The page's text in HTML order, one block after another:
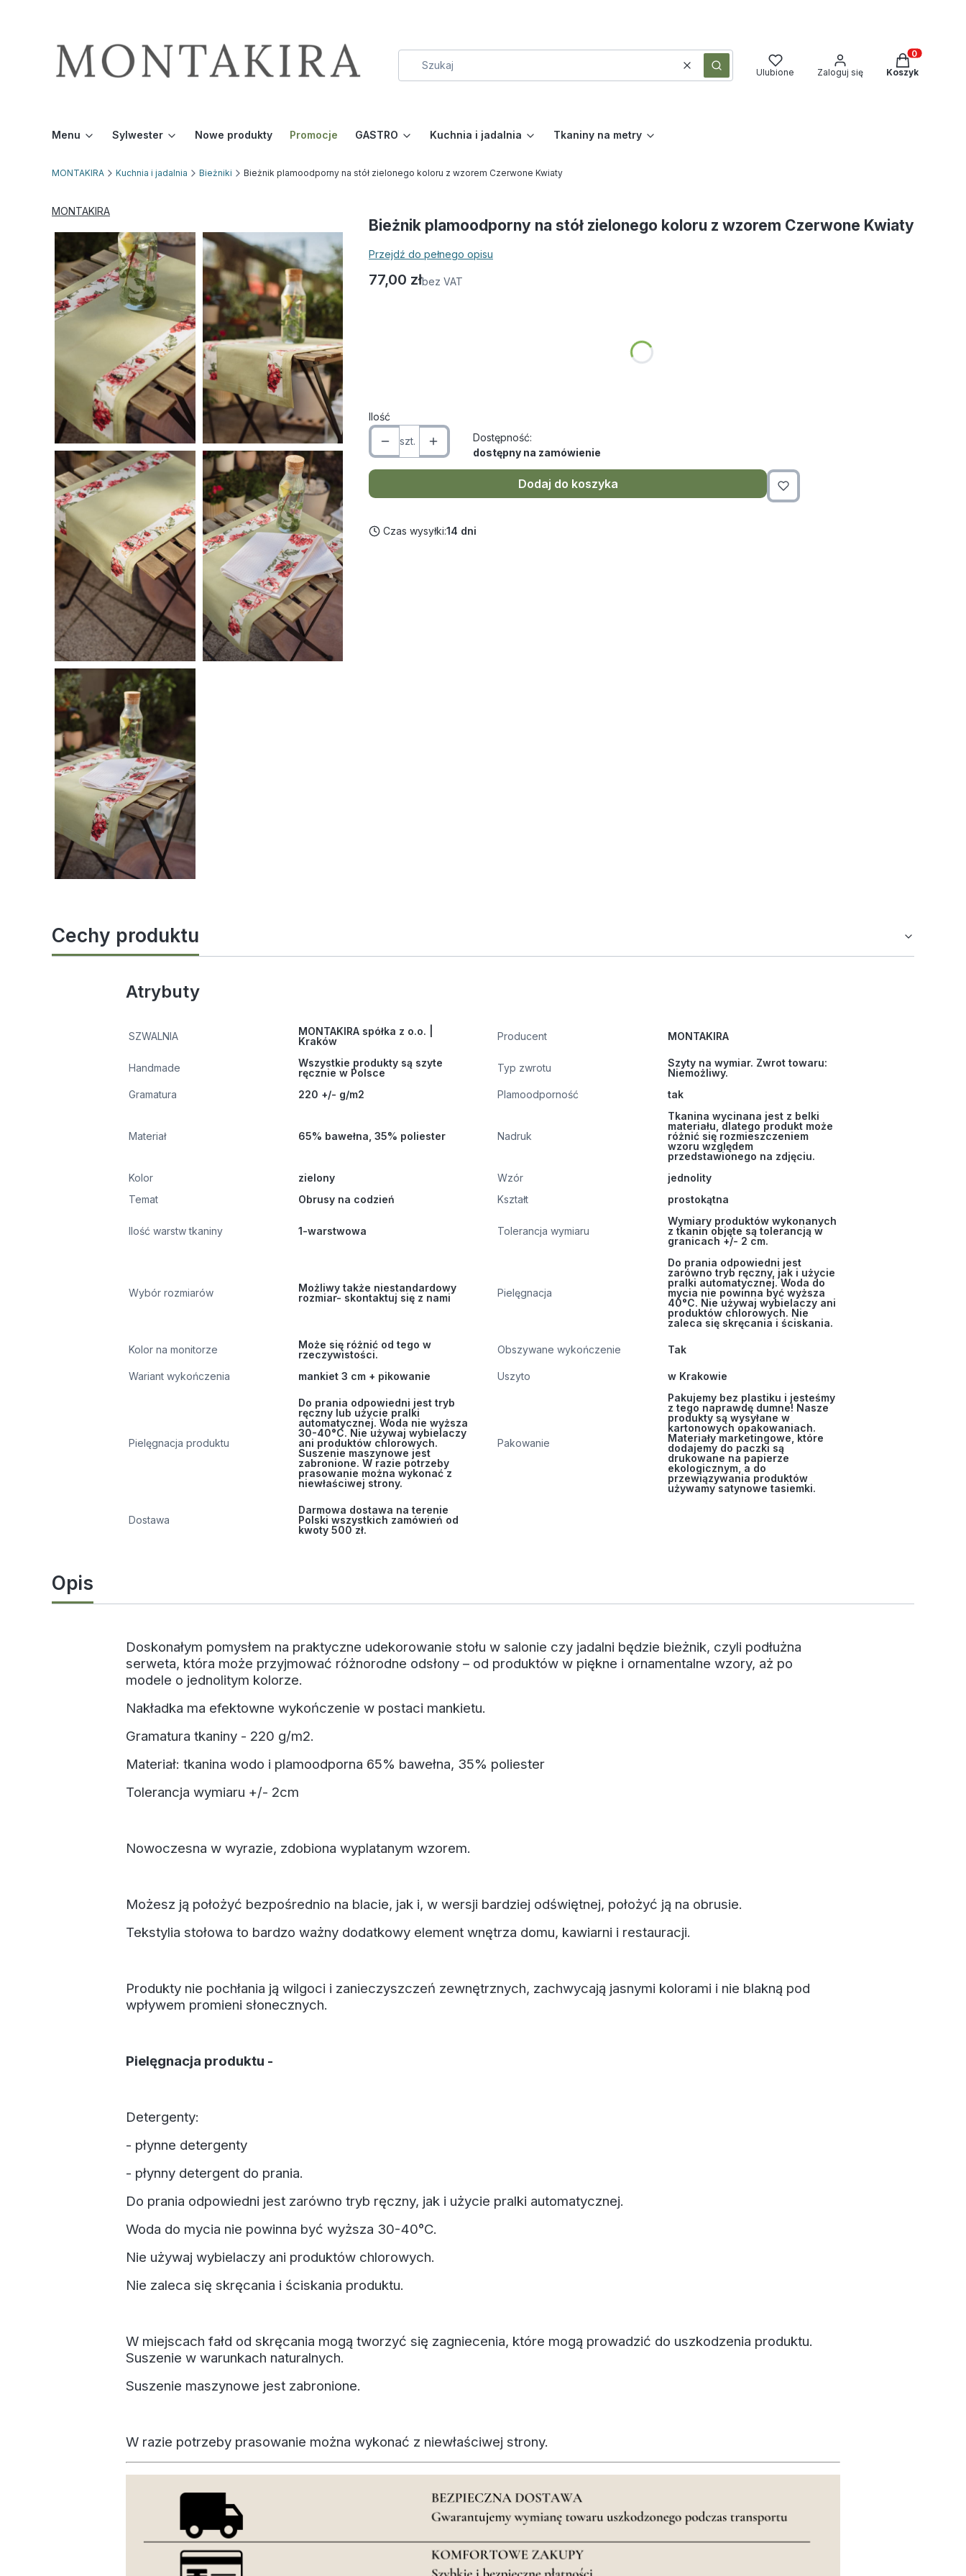
WyczyśćSzukaj Ulubione Zaloguj się
Produkty w
Koszyk
Menu Sylwester Nowe produkty Promocje GASTRO Kuchnia i jadalnia Tkaniny na metry
MONTAKIRA Kuchnia i jadalnia Bieżniki Bieżnik plamoodporny na stół zielonego koloru z wzorem Czerwone Kwiaty
MONTAKIRA
Bieżnik plamoodporny na stół zielonego koloru z wzorem Czerwone Kwiaty
Przejdź do pełnego opisu
Cena
77,00 złbez VAT
Ilość
szt.
Dostępność:
dostępny na zamówienie
Dodaj do koszyka
Czas wysyłki:14 dni
Cechy produktu
Atrybuty
SZWALNIA
MONTAKIRA spółka z o.o. |
Kraków
Producent MONTAKIRA
Handmade
Wszystkie produkty są szyte
ręcznie w Polsce
Typ zwrotu
Szyty na wymiar. Zwrot towaru:
Niemożliwy.
Gramatura
220 +/- g/m2 Plamoodporność tak
Materiał 65% bawełna, 35% poliester Nadruk
Tkanina wycinana jest z belki
materiału, dlatego produkt może
różnić się rozmieszczeniem
wzoru względem
przedstawionego na zdjęciu.
Kolor
zielony Wzór
jednolity
Temat
Obrusy na codzień Kształt prostokątna
Ilość warstw tkaniny 1-warstwowa Tolerancja wymiaru
Wymiary produktów wykonanych
z tkanin objęte są tolerancją w
granicach +/- 2 cm.
Wybór rozmiarów
Możliwy także niestandardowy
rozmiar- skontaktuj się z nami
Pielęgnacja
Do prania odpowiedni jest
zarówno tryb ręczny, jak i użycie
pralki automatycznej. Woda do
mycia nie powinna być wyższa
40°C. Nie używaj wybielaczy ani
produktów chlorowych. Nie
zaleca się skręcania i ściskania.
Kolor na monitorze
Może się różnić od tego w
rzeczywistości.
Obszywane wykończenie Tak
Wariant wykończenia mankiet 3 cm + pikowanie Uszyto w Krakowie
Pielęgnacja produktu
Do prania odpowiedni jest tryb
ręczny lub użycie pralki
automatycznej. Woda nie wyższa
30-40°C. Nie używaj wybielaczy
ani produktów chlorowych.
Suszenie maszynowe jest
zabronione. W razie potrzeby
prasowanie można wykonać z
niewłaściwej strony.
Pakowanie
Pakujemy bez plastiku i jesteśmy
z tego naprawdę dumne! Nasze
produkty są wysyłane w
kartonowych opakowaniach.
Materiały marketingowe, które
dodajemy do paczki są
drukowane na papierze
ekologicznym, a do
przewiązywania produktów
używamy satynowe tasiemki.
Dostawa
Darmowa dostawa na terenie
Polski wszystkich zamówień od
kwoty 500 zł.
Opis
Doskonałym pomysłem na praktyczne udekorowanie stołu w salonie czy jadalni będzie bieżnik, czyli podłużna
serweta, która może przyjmować różnorodne odsłony – od produktów w piękne i ornamentalne wzory, aż po
modele o jednolitym kolorze.
Nakładka ma efektowne wykończenie w postaci mankietu.
Gramatura tkaniny - 220 g/m2.
Materiał: tkanina wodo i plamoodporna 65% bawełna, 35% poliester
Tolerancja wymiaru +/- 2cm
Nowoczesna w wyrazie, zdobiona wyplatanym wzorem.
Możesz ją położyć bezpośrednio na blacie, jak i, w wersji bardziej odświętnej, położyć ją na obrusie.
Tekstylia stołowa to bardzo ważny dodatkowy element wnętrza domu, kawiarni i restauracji.
Produkty nie pochłania ją wilgoci i zanieczyszczeń zewnętrznych, zachwycają jasnymi kolorami i nie blakną pod
wpływem promieni słonecznych.
Pielęgnacja produktu -
Detergenty:
- płynne detergenty
- płynny detergent do prania.
Do prania odpowiedni jest zarówno tryb ręczny, jak i użycie pralki automatycznej.
Woda do mycia nie powinna być wyższa 30-40°C.
Nie używaj wybielaczy ani produktów chlorowych.
Nie zaleca się skręcania i ściskania produktu.
W miejscach fałd od skręcania mogą tworzyć się zagniecenia, które mogą prowadzić do uszkodzenia produktu.
Suszenie w warunkach naturalnych.
Suszenie maszynowe jest zabronione.
W razie potrzeby prasowanie można wykonać z niewłaściwej strony.